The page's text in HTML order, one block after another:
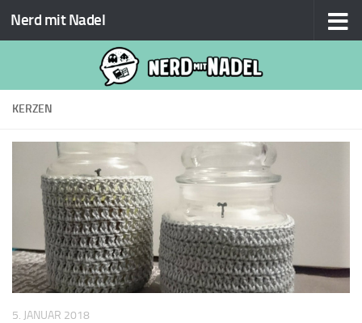
Zum Inhalt springen
Nerd mit Nadel
KERZEN
5. JANUAR 2018